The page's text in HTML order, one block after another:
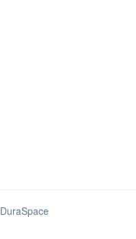
DuraSpace